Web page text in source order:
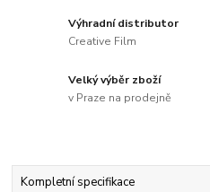
Výhradní distributor
Creative Film
Velký výběr zboží
v Praze na prodejně
Kompletní specifikace